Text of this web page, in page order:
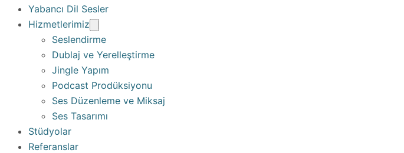
Yabancı Dil Sesler
Hizmetlerimiz
Seslendirme
Dublaj ve Yerelleştirme
Jingle Yapım
Podcast Prodüksiyonu
Ses Düzenleme ve Miksaj
Ses Tasarımı
Stüdyolar
Referanslar